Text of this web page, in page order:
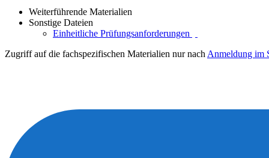
Weiterführende Materialien
Sonstige Dateien
Einheitliche Prüfungsanforderungen
Zugriff auf die fachspezifischen Materialien nur nach Anmeldung im